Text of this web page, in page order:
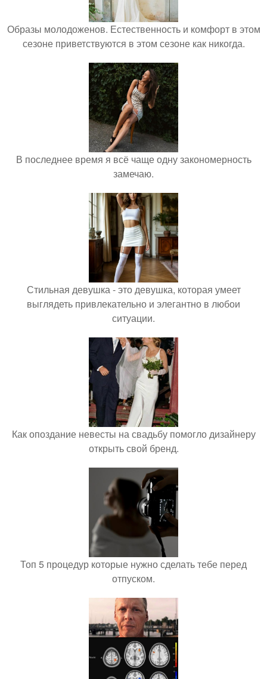
Образы молодоженов. Естественность и комфорт в этом
сезоне приветствуются в этом сезоне как никогда.
В последнее время я всё чаще одну закономерность
замечаю.
Стильная девушка - это девушка, которая умеет
выглядеть привлекательно и элегантно в любои
ситуации.
Как опоздание невесты на свадьбу помогло дизайнеру
открыть свой бренд.
Топ 5 процедур которые нужно сделать тебе перед
отпуском.